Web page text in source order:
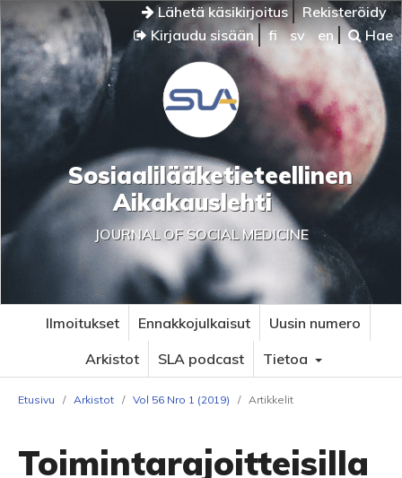
Lähetä käsikirjoitus
Rekisteröidy
Kirjaudu sisään
fi sv en Hae
Sosiaalilääketieteellinen
Aikakauslehti
JOURNAL OF SOCIAL MEDICINE
Ilmoitukset Ennakkojulkaisut
Uusin numero
Arkistot
SLA podcast Tietoa
Etusivu / Arkistot / Vol 56 Nro 1 (2019) / Artikkelit
Toimintarajoitteisilla